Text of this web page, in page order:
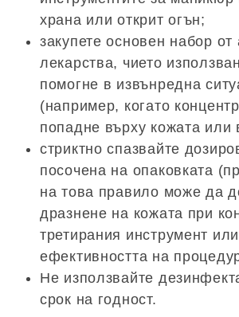
храна или открит огън;
закупете основен набор от
лекарства, чието
помогне в извънредна
(например, когато
попадне върху кожата или
стриктно спазвайте
посочена на опаковката
на това правило може да
дразнене на кожата при
третирания инструмент
ефективността на
Не използвайте
срок на годност.